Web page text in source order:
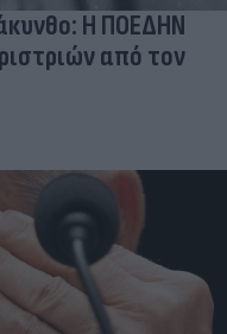
Η ΠΟΕΔΗΝ
από τον